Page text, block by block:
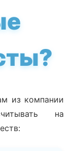
из компании
на